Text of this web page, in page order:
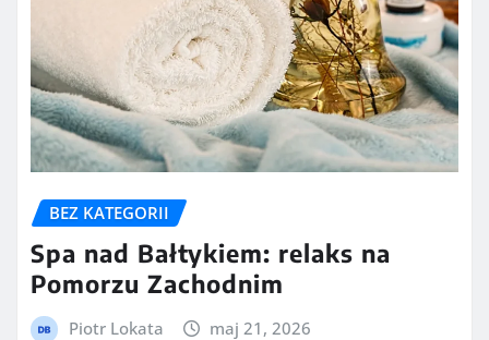
BEZ KATEGORII
Spa nad Bałtykiem: relaks na
Pomorzu Zachodnim
Piotr Lokata maj 21, 2026